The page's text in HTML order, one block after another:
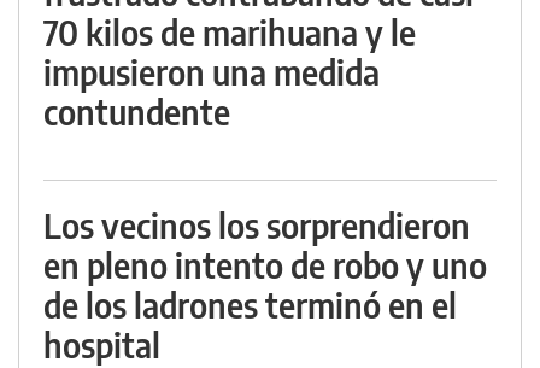
70 kilos de marihuana y le
impusieron una medida
contundente
Los vecinos los sorprendieron
en pleno intento de robo y uno
de los ladrones terminó en el
hospital